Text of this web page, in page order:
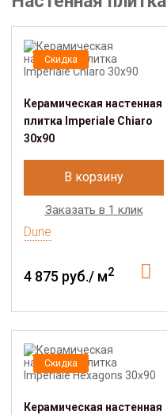
Скидка
Керамическая настенная
плитка Imperiale Chiaro
30x90
В корзину
Заказать в 1 клик
Dune
4 875 руб./ м2
Скидка
Керамическая настенная